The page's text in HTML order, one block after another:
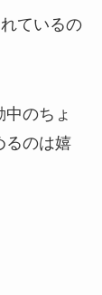
ているの
のちょ
るのは嬉